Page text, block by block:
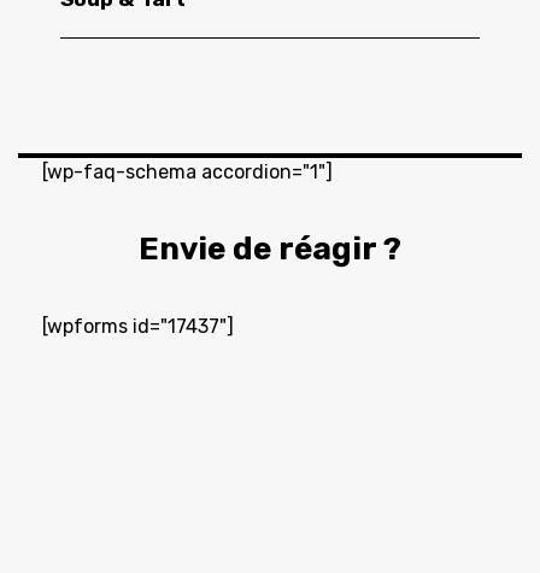
[wp-faq-schema accordion="1"]
Envie de réagir ?
[wpforms id="17437"]